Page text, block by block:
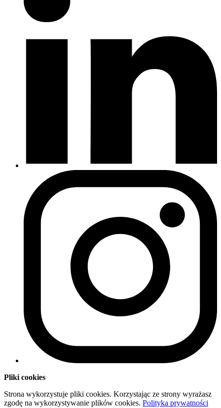
Pliki cookies
Strona wykorzystuje pliki cookies. Korzystając ze strony wyrażasz
zgodę na wykorzystywanie plików cookies. Polityka prywatności